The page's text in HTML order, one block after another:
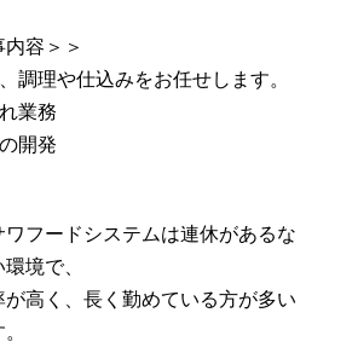
内容＞＞
調理や仕込みをお任せします。
業務
開発
フードシステムは連休があるな
境で、
高く、長く勤めている方が多い